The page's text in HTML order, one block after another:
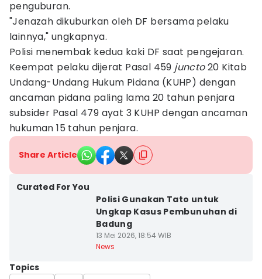
penguburan.
"Jenazah dikuburkan oleh DF bersama pelaku
lainnya," ungkapnya.
Polisi menembak kedua kaki DF saat pengejaran.
Keempat pelaku dijerat Pasal 459 juncto20 Kitab
Undang-Undang Hukum Pidana (KUHP) dengan
ancaman pidana paling lama 20 tahun penjara
subsider Pasal 479 ayat 3 KUHP dengan ancaman
hukuman 15 tahun penjara.
Share Article
Curated For You
Polisi Gunakan Tato untuk
Ungkap Kasus Pembunuhan di
Badung
13 Mei 2026, 18:54 WIB
News
Topics